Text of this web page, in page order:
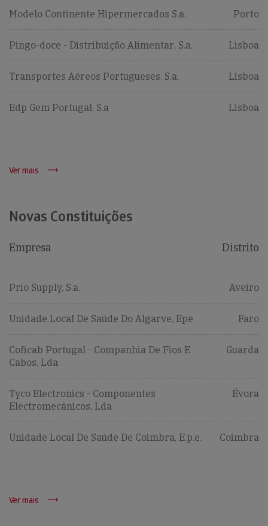
Modelo Continente Hipermercados S.a. Porto
Pingo-doce - Distribuição Alimentar, S.a. Lisboa
Transportes Aéreos Portugueses, S.a. Lisboa
Edp Gem Portugal, S.a Lisboa
Ver mais
Novas Constituições
Empresa Distrito
Prio Supply, S.a. Aveiro
Unidade Local De Saúde Do Algarve, Epe Faro
Coficab Portugal - Companhia De Fios E
Cabos, Lda
Guarda
Tyco Electronics - Componentes
Electromecânicos, Lda
Évora
Unidade Local De Saúde De Coimbra, E.p.e. Coimbra
Ver mais